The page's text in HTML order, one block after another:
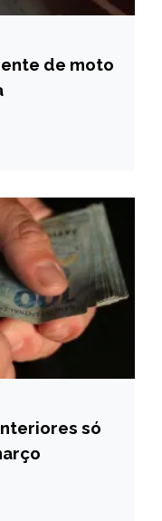
de moto
só